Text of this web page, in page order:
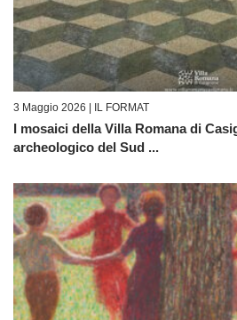
3 Maggio 2026 | IL FORMAT
I mosaici della Villa Romana di
archeologico del Sud ...